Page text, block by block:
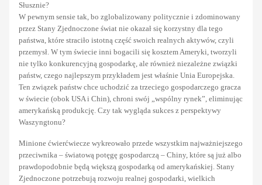
Słusznie?
W pewnym sensie tak, bo zglobalizowany politycznie i zdominowany
przez Stany Zjednoczone świat nie okazał się korzystny dla tego
państwa, które straciło istotną część swoich realnych aktywów, czyli
przemysł. W tym świecie inni bogacili się kosztem Ameryki, tworzyli
nie tylko konkurencyjną gospodarkę, ale również niezależne związki
państw, czego najlepszym przykładem jest właśnie Unia Europejska.
Ten związek państw chce uchodzić za trzeciego gospodarczego gracza
w świecie (obok USA i Chin), chroni swój „wspólny rynek”, eliminując
amerykańską produkcję. Czy tak wygląda sukces z perspektywy
Waszyngtonu?
Minione ćwierćwiecze wykreowało przede wszystkim najważniejszego
przeciwnika – światową potęgę gospodarczą – Chiny, które są już albo
prawdopodobnie będą większą gospodarką od amerykańskiej. Stany
Zjednoczone potrzebują rozwoju realnej gospodarki, wielkich